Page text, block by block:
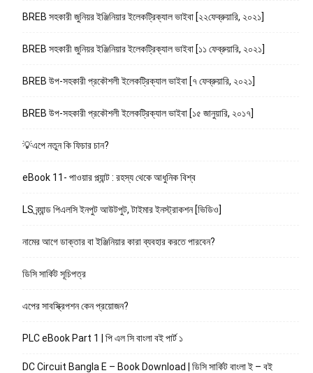
BREB সহকারী জুনিয়র ইঞ্জিনিয়ার ইলেকট্রিক্যাল ভাইবা [২২ফেব্রুয়ারি, ২০২১]
BREB সহকারী জুনিয়র ইঞ্জিনিয়ার ইলেকট্রিক্যাল ভাইবা [১১ ফেব্রুয়ারি, ২০২১]
BREB উপ-সহকারী প্রকৌশলী ইলেকট্রিক্যাল ভাইবা [৭ ফেব্রুয়ারি, ২০২১]
BREB উপ-সহকারী প্রকৌশলী ইলেকট্রিক্যাল ভাইবা [১৫ জানুয়ারি, ২০১৭]
💡এপে নতুন কি ফিচার চান?
eBook 11- পাওয়ার প্ল্যান্ট : রহস্য থেকে আধুনিক বিশ্ব
LS ব্র্যান্ড পিএলসি ইনপুট আউটপুট, টাইমার ইনস্ট্রাকশন [ভিডিও]
নামের আগে ডাক্তার বা ইঞ্জিনিয়ার কারা ব্যবহার করতে পারবেন?
ডিসি সার্কিট সূচিপত্র
এপের সাবস্ক্রিপশন কেন প্রয়োজন?
PLC eBook Part 1 | পি এল সি বাংলা বই পার্ট ১
DC Circuit Bangla E – Book Download | ডিসি সার্কিট বাংলা ই – বই